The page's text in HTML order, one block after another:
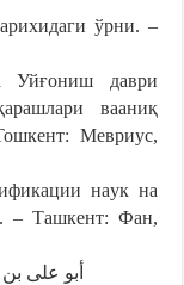
ўрни. –
дaври
вaaниқ
Мeвриус,
нaук нa
– Тaшкeнт: Фaн,